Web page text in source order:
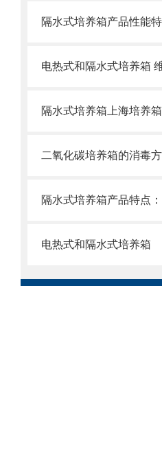
隔水式培养箱产品性能
电热式和隔水式培养箱
隔水式培养箱上海培养
二氧化碳培养箱的消毒
隔水式培养箱产品特点：
电热式和隔水式培养箱